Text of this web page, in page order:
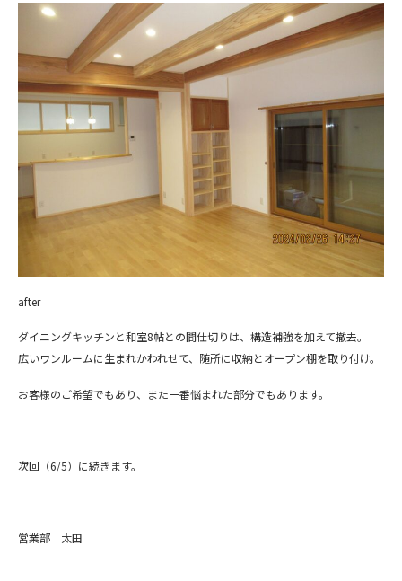
after
ダイニングキッチンと和室8帖との間仕切りは、構造補強を加えて撤去。
広いワンルームに生まれかわれせて、随所に収納とオープン棚を取り付け。
お客様のご希望でもあり、また一番悩まれた部分でもあります。
次回（6/5）に続きます。
営業部 太田